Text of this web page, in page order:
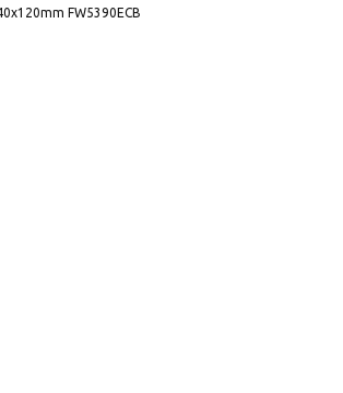
FW5390ECB